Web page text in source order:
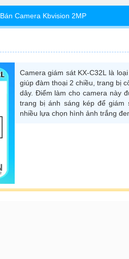
Bán Camera Kbvision 2MP
Camera giám sát KX-C32L là
giúp đàm thoại 2 chiều, trang bị
dây. Điểm làm cho camera này
trang bị ánh sáng kép để giám
nhiều lựa chọn hình ảnh trắng